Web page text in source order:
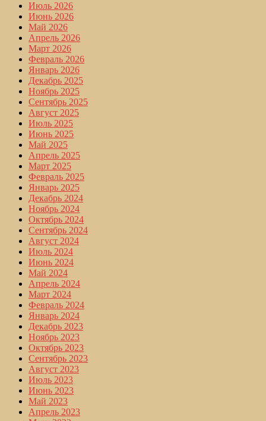
Июль 2026
Июнь 2026
Май 2026
Апрель 2026
Март 2026
Февраль 2026
Январь 2026
Декабрь 2025
Ноябрь 2025
Сентябрь 2025
Август 2025
Июль 2025
Июнь 2025
Май 2025
Апрель 2025
Март 2025
Февраль 2025
Январь 2025
Декабрь 2024
Ноябрь 2024
Октябрь 2024
Сентябрь 2024
Август 2024
Июль 2024
Июнь 2024
Май 2024
Апрель 2024
Март 2024
Февраль 2024
Январь 2024
Декабрь 2023
Ноябрь 2023
Октябрь 2023
Сентябрь 2023
Август 2023
Июль 2023
Июнь 2023
Май 2023
Апрель 2023